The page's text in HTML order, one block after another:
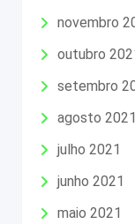
novembro
outubro
setembro
agosto 2021
julho 2021
junho 2021
maio 2021